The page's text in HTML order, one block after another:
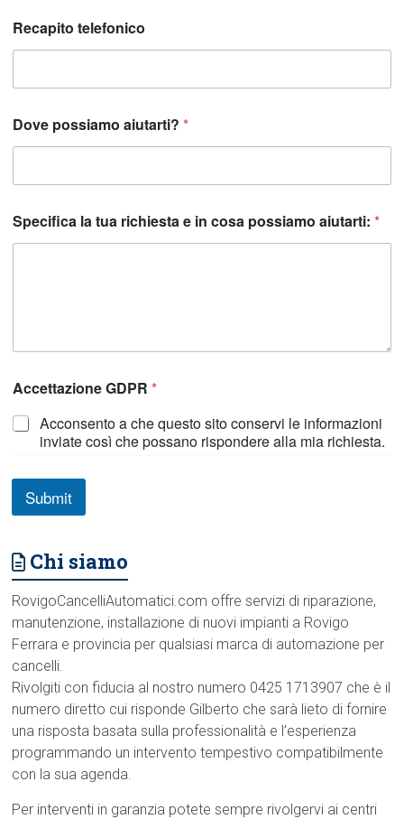
u
a
o
a
*
Recapito telefonico
Dove possiamo aiutarti?*
Specifica la tua richiesta e in cosa possiamo aiutarti:*
Accettazione GDPR*
Acconsento a che questo sito conservi le informazioni
inviate così che possano rispondere alla mia richiesta.
Submit
Chi siamo
RovigoCancelliAutomatici.com offre servizi di riparazione,
manutenzione, installazione di nuovi impianti a Rovigo
Ferrara e provincia per qualsiasi marca di automazione per
cancelli.
Rivolgiti con fiducia al nostro numero 0425 1713907 che è il
numero diretto cui risponde Gilberto che sarà lieto di fornire
una risposta basata sulla professionalità e l’esperienza
programmando un intervento tempestivo compatibilmente
con la sua agenda.
Per interventi in garanzia potete sempre rivolgervi ai centri